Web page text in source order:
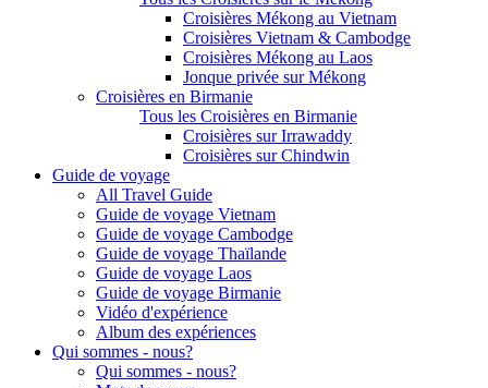
Croisières Mékong au Vietnam
Croisières Vietnam & Cambodge
Croisières Mékong au Laos
Jonque privée sur Mékong
Croisières en Birmanie
Tous les Croisières en Birmanie
Croisières sur Irrawaddy
Croisières sur Chindwin
Guide de voyage
All Travel Guide
Guide de voyage Vietnam
Guide de voyage Cambodge
Guide de voyage Thaïlande
Guide de voyage Laos
Guide de voyage Birmanie
Vidéo d'expérience
Album des expériences
Qui sommes - nous?
Qui sommes - nous?